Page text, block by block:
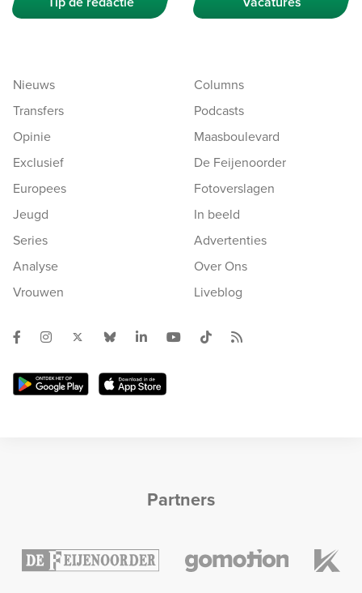
Nieuws
Transfers
Opinie
Exclusief
Europees
Jeugd
Series
Analyse
Vrouwen
Columns
Podcasts
Maasboulevard
De Feijenoorder
Fotoverslagen
In beeld
Advertenties
Over Ons
Liveblog
Partners